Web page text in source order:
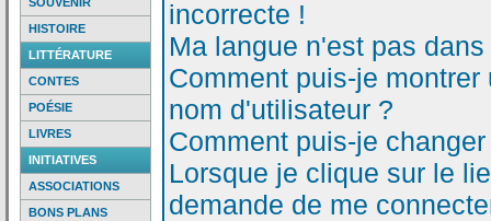
HISTOIRE
LITTÉRATURE
CONTES
POÉSIE
LIVRES
INITIATIVES
ASSOCIATIONS
BONS PLANS
incorrecte !
Ma langue n'est pas
Comment puis-je
nom d'utilisateur ?
Comment puis-je
Lorsque je clique sur le
demande de me